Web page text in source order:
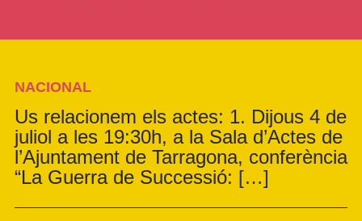
NACIONAL
Us relacionem els actes: 1. Dijous 4 de
juliol a les 19:30h, a la Sala d’Actes de
l’Ajuntament de Tarragona, conferència
“La Guerra de Successió: […]